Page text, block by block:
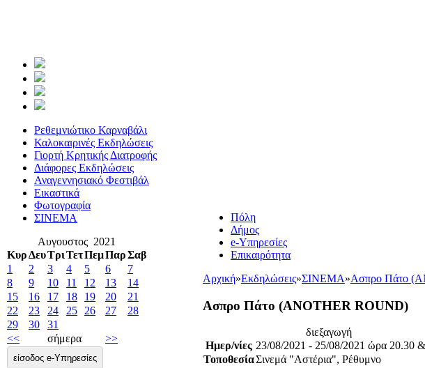
Ρεθεμνιώτικο Καρναβάλι
Καλοκαιρινές Εκδηλώσεις
Γιορτή Κρητικής Διατροφής
Διάφορες Εκδηλώσεις
Αναγεννησιακό Φεστιβάλ
Εικαστικά
Φωτογραφία
ΣΙΝΕΜΑ
Αυγουστος 2021
ΚυρΔευΤριΤετΠεμΠαρΣαβ
1
2 3 4 5 6
7
8
9 10 11 12 13
14
15
16 17 18 19 20
21
22
23 24 25 26 27
28
29
30
31
<<
σήμερα >>
είσοδος e-Υπηρεσίες
Πόλη
Δήμος
e-Υπηρεσίες
Επικαιρότητα
Αρχική»Εκδηλώσεις»ΣΙΝΕΜΑ»Ασπρο Πάτο
Ασπρο Πάτο (ANOTHER ROUND)
διεξαγωγή
Ημερ/νίες 23/08/2021 - 25/08/2021 ώρα 20.30
ΤοποθεσίαΣινεμά "Αστέρια", Ρέθυμνο